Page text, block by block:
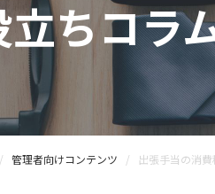
ちコラ
管理者向けコンテンツ 出張手当の消